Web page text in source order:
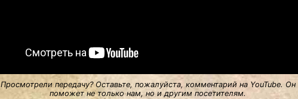
Просмотрели передачу? Оставьте, пожалуйста, комментарий на YouTube. Он
поможет не только нам, но и другим посетителям.